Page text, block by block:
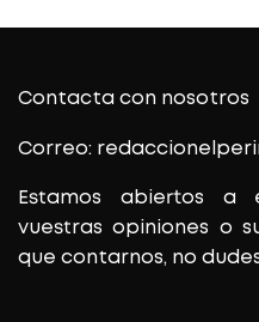
Contacta con nosotros
Correo:
Estamos abiertos a
vuestras opiniones o
que contarnos, no